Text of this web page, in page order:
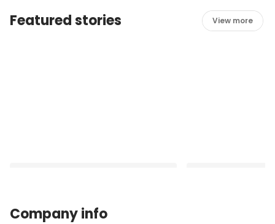
Featured stories View more
Company info